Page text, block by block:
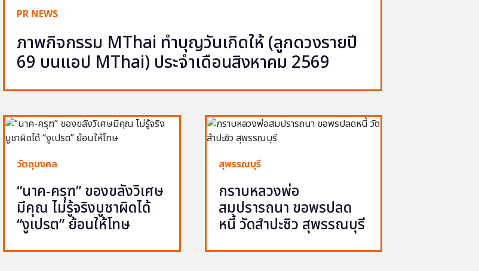
PR NEWS
ภาพกิจกรรม MThai ทำบุญวันเกิดให้ (ลูกดวงรายปี
69 บนแอป MThai) ประจำเดือนสิงหาคม 2569
วัตถุมงคล
“นาค-ครุฑ” ของขลังวิเศษ
มีคุณ ไม่รู้จริงบูชาผิดได้
“งูเปรต” ย้อนให้โทษ
สุพรรณบุรี
กราบหลวงพ่อ
สมปรารถนา ขอพรปลด
หนี้ วัดสำปะซิว สุพรรณบุรี